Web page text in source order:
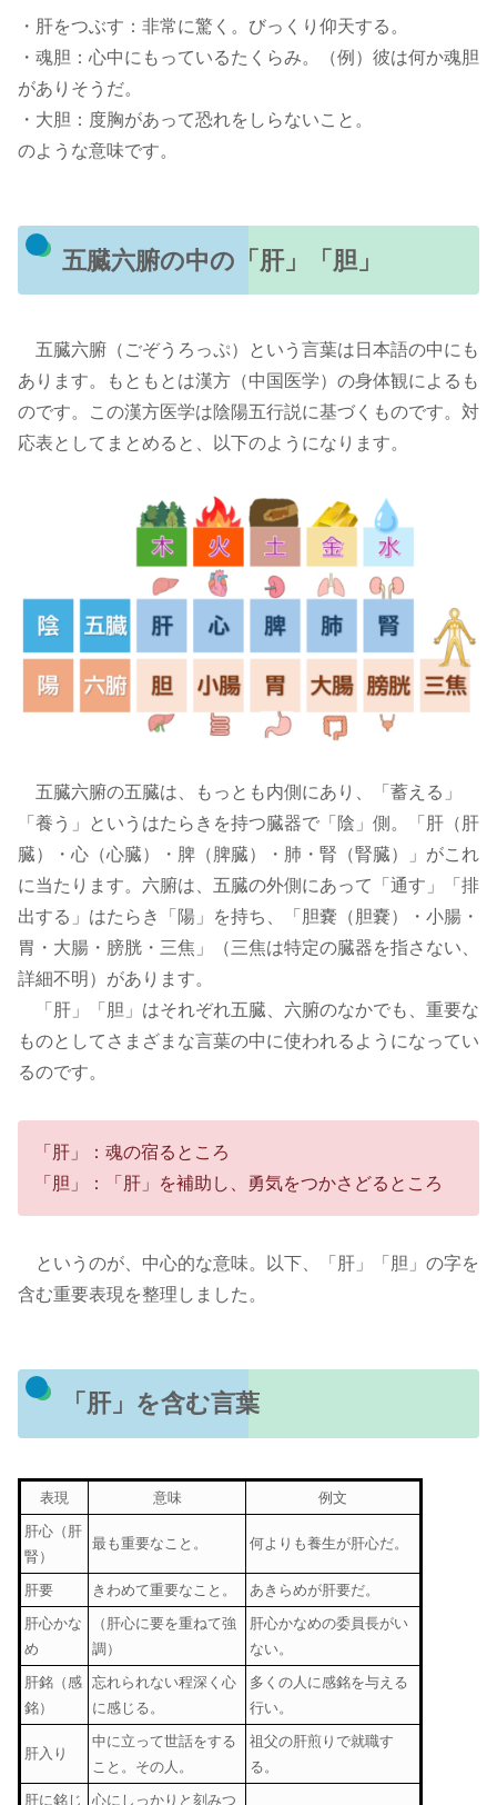
・肝をつぶす：非常に驚く。びっくり仰天する。
・魂胆：心中にもっているたくらみ。（例）彼は何か魂胆
がありそうだ。
・大胆：度胸があって恐れをしらないこと。
のような意味です。
五臓六腑の中の「肝」「胆」
五臓六腑（ごぞうろっぷ）という言葉は日本語の中にも
あります。もともとは漢方（中国医学）の身体観によるも
のです。この漢方医学は陰陽五行説に基づくものです。対
応表としてまとめると、以下のようになります。
五臓六腑の五臓は、もっとも内側にあり、「蓄える」
「養う」というはたらきを持つ臓器で「陰」側。「肝（肝
臓）・心（心臓）・脾（脾臓）・肺・腎（腎臓）」がこれ
に当たります。六腑は、五臓の外側にあって「通す」「排
出する」はたらき「陽」を持ち、「胆嚢（胆嚢）・小腸・
胃・大腸・膀胱・三焦」（三焦は特定の臓器を指さない、
詳細不明）があります。
「肝」「胆」はそれぞれ五臓、六腑のなかでも、重要な
ものとしてさまざまな言葉の中に使われるようになってい
るのです。
「肝」：魂の宿るところ
「胆」：「肝」を補助し、勇気をつかさどるところ
というのが、中心的な意味。以下、「肝」「胆」の字を
含む重要表現を整理しました。
「肝」を含む言葉
表現 意味
例文
肝心（肝
腎）
最も重要なこと。 何よりも養生が肝心だ。
肝要 きわめて重要なこと。
あきらめが肝要だ。
肝心かな
め
（肝心に要を重ねて強
調）
肝心かなめの委員長がい
ない。
肝銘（感
銘）
忘れられない程深く心
に感じる。
多くの人に感銘を与える
行い。
肝入り
中に立って世話をする
こと。その人。
祖父の肝煎りで就職す
る。
肝に銘じ
心にしっかりと刻みつ